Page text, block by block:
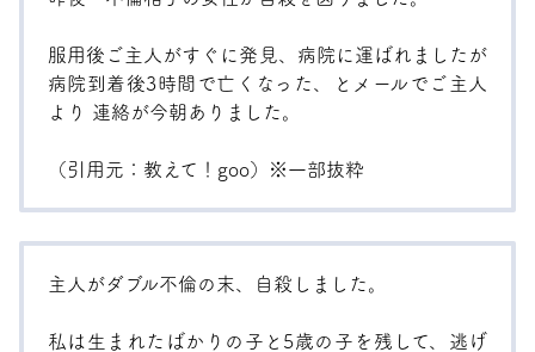
服用後ご主人がすぐに発見、病院に運ばれましたが
病院到着後3時間で亡くなった、とメールでご主人
より 連絡が今朝ありました。
（引用元： 教えて！goo）※一部抜粋
主人がダブル不倫の末、自殺しました。
私は生まれたばかりの子と5歳の子を残して、逃げ